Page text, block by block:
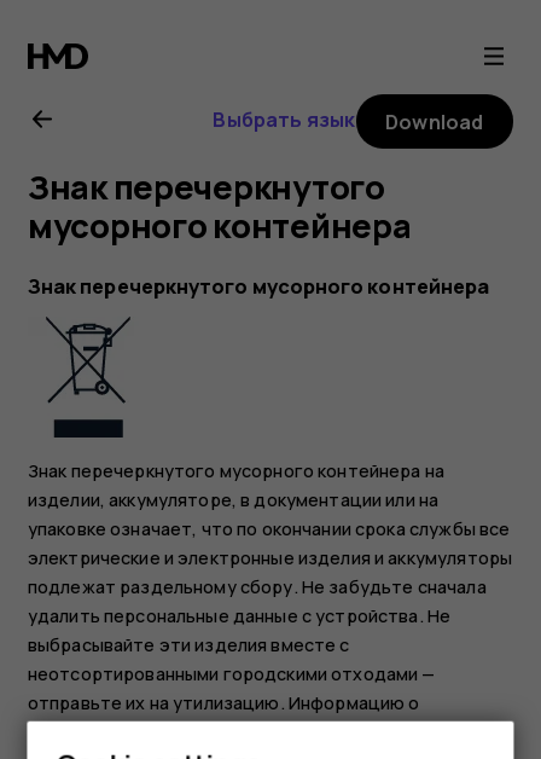
Nokia
Plus
user
guide
Выбрать язык Download
Знак перечеркнутого
мусорного контейнера
Знак перечеркнутого мусорного контейнера
Знак перечеркнутого мусорного контейнера на
изделии, аккумуляторе, в документации или на
упаковке означает, что по окончании срока службы все
электрические и электронные изделия и аккумуляторы
подлежат раздельному сбору. Не забудьте сначала
удалить персональные данные с устройства. Не
выбрасывайте эти изделия вместе с
неотсортированными городскими отходами —
отправьте их на утилизацию. Информацию о